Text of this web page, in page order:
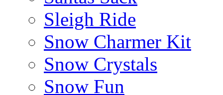
Sleigh Ride
Snow Charmer Kit
Snow Crystals
Snow Fun